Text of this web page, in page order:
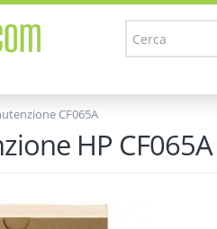
CF065A
HP CF065A